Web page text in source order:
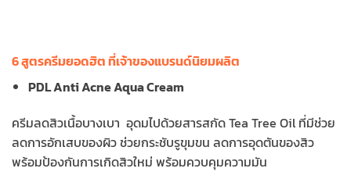
6 สูตรครีมยอดฮิต ที่เจ้าของแบรนด์นิยมผลิต
PDL Anti Acne Aqua Cream
ครีมลดสิวเนื้อบางเบา อุดมไปด้วยสารสกัด Tea Tree Oil ที่มีช่วย
ลดการอักเสบของผิว ช่วยกระชับรูขุมขน ลดการอุดตันของสิว
พร้อมป้องกันการเกิดสิวใหม่ พร้อมควบคุมความมัน